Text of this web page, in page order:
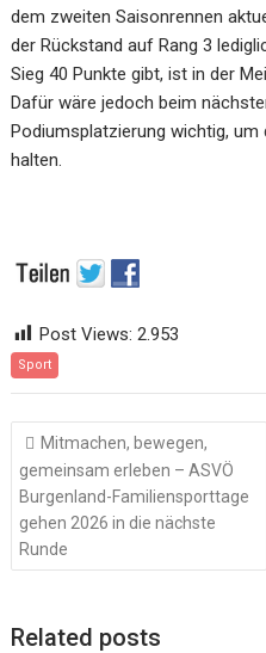
dem zweiten Saisonrennen
der Rückstand auf Rang 3
Sieg 40 Punkte gibt, ist in der
Dafür wäre jedoch beim
Podiumsplatzierung wichtig,
halten.
Post Views: 2.953
Sport
Beitragsnavigation
Mitmachen, bewegen,
gemeinsam erleben – ASVÖ
Burgenland-Familiensporttage
gehen 2026 in die nächste
Runde
Related posts